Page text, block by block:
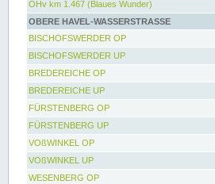
OHv km 1.467 (Blaues Wunder)
OBERE HAVEL-WASSERSTRASSE
BISCHOFSWERDER OP
BISCHOFSWERDER UP
BREDEREICHE OP
BREDEREICHE UP
FÜRSTENBERG OP
FÜRSTENBERG UP
VOßWINKEL OP
VOßWINKEL UP
WESENBERG OP